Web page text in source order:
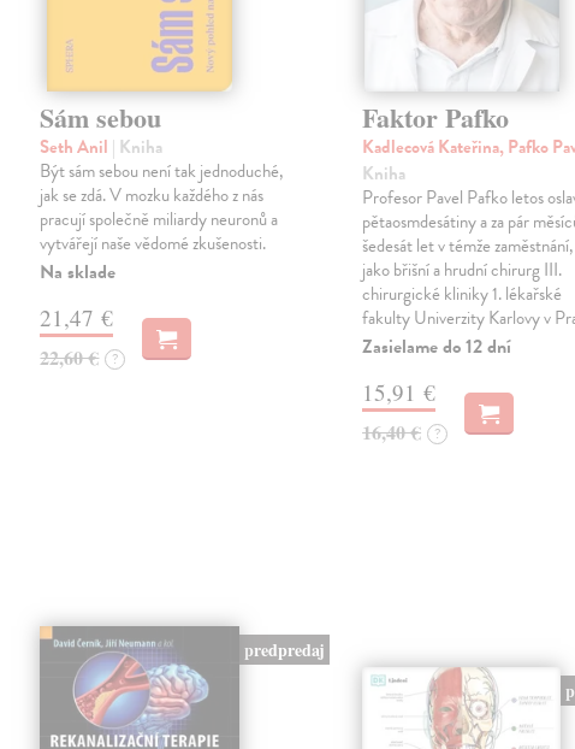
Sám sebou
Seth Anil | Kniha
Být sám sebou není tak jednoduché,
jak se zdá. V mozku každého z nás
pracují společně miliardy neuronů a
vytvářejí naše vědomé zkušenosti.
Na sklade
21,47 €
22,60 € ?
Faktor Pafko
Kadlecová Kateřina, Pafko
Kniha
Profesor Pavel Pafko letos
pětaosmdesátiny a za pár
šedesát let v témže
jako břišní a hrudní chirurg III.
chirurgické kliniky 1. lékařské
fakulty Univerzity Karlovy v
Zasielame do 12 dní
15,91 €
16,40 € ?
predpredaj